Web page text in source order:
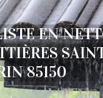
EN
85150